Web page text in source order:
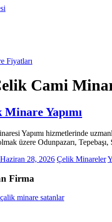
Fiyatları
Cami
Yapımı
Yapımı hizmetlerinde
üzere Odunpazarı,
Haziran 28, 2026 Çelik Minareler
Firma